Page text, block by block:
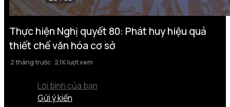
Thực hiện Nghị quyết 80: Phát huy hiệu quả
thiết chế văn hóa cơ sở
2 tháng trước 2.1K lượt xem
Lời bình của bạn
Gửi ý kiến